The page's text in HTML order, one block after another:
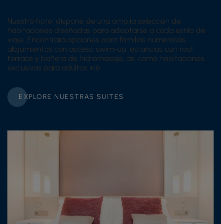
Nuestro hotel dispone de una amplia selección de
habitaciones diseñadas para adaptarse a cada estilo de
viaje. Encontrará opciones para familias numerosas,
alojamientos con acceso swim-up, estancias con roof
terrace y bañera de hidromasaje, así como habitaciones
exclusivas para adultos +16.
EXPLORE NUESTRAS SUITES